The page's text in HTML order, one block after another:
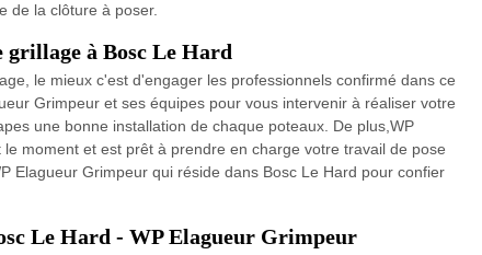
de la clôture à poser.
grillage à Bosc Le Hard
le mieux c'est d'engager les professionnels confirmé dans ce
Grimpeur et ses équipes pour vous intervenir à réaliser votre
une bonne installation de chaque poteaux. De plus,WP
moment et est prêt à prendre en charge votre travail de pose
Elagueur Grimpeur qui réside dans Bosc Le Hard pour confier
Le Hard - WP Elagueur Grimpeur